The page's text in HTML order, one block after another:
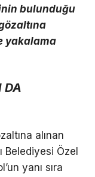
bulunduğu
yakalama
DA
alınan
Belediyesi Özel
yanı sıra